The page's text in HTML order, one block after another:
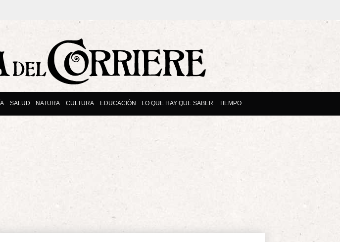
SALUD NATURA CULTURA EDUCACIÓN LO QUE HAY QUE SABER TIEMPO